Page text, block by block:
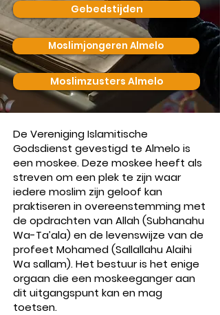
Gebedstijden
Moslimjongeren Almelo
Moslimzusters Almelo
De Vereniging Islamitische
Godsdienst gevestigd te Almelo is
een moskee. Deze moskee heeft als
streven om een plek te zijn waar
iedere moslim zijn geloof kan
praktiseren in overeenstemming met
de opdrachten van Allah (Subhanahu
Wa-Ta’ala) en de levenswijze van de
profeet Mohamed (Sallallahu Alaihi
Wa sallam). Het bestuur is het enige
orgaan die een moskeeganger aan
dit uitgangspunt kan en mag
toetsen.